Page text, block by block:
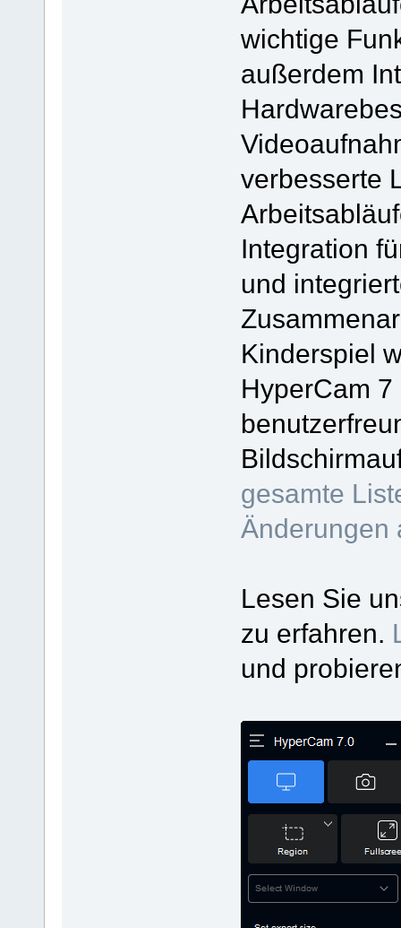
wichtige
außerdem
verbesserte
Integration
und
Kinderspiel
HyperCam
gesamte
Änderungen
Lesen Sie
zu erfahren.
und